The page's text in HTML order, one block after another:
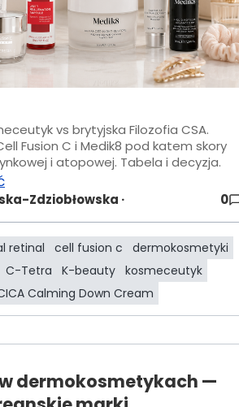
vs brytyjska Filozofia CSA.
Fusion C i Medik8 pod katem skory
i atopowej. Tabela i decyzja.
Zdziobłowska · 0
retinal cell fusion c
dermokosmetyki
C-Tetra K-beauty kosmeceutyk
Calming Down Cream
dermokosmetykach —